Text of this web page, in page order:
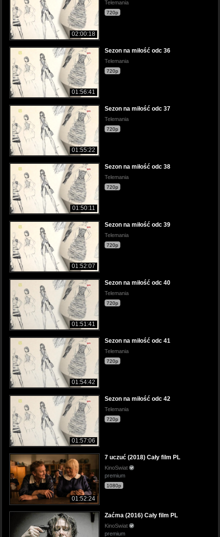
02:00:18
Telemania
720p
01:56:41
Sezon na miłość odc 36
Telemania
720p
01:55:22
Sezon na miłość odc 37
Telemania
720p
01:50:11
Sezon na miłość odc 38
Telemania
720p
01:52:07
Sezon na miłość odc 39
Telemania
720p
01:51:41
Sezon na miłość odc 40
Telemania
720p
01:54:42
Sezon na miłość odc 41
Telemania
720p
01:57:06
Sezon na miłość odc 42
Telemania
720p
01:52:24
7 uczuć (2018) Cały film PL
KinoSwiat
premium
1080p
Zaćma (2016) Cały film PL
KinoSwiat
premium